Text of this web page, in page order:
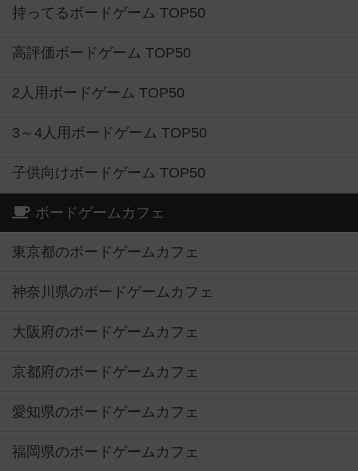
持ってるボードゲーム TOP50
高評価ボードゲーム TOP50
2人用ボードゲーム TOP50
3～4人用ボードゲーム TOP50
子供向けボードゲーム TOP50
ボードゲームカフェ
東京都のボードゲームカフェ
神奈川県のボードゲームカフェ
大阪府のボードゲームカフェ
京都府のボードゲームカフェ
愛知県のボードゲームカフェ
福岡県のボードゲームカフェ